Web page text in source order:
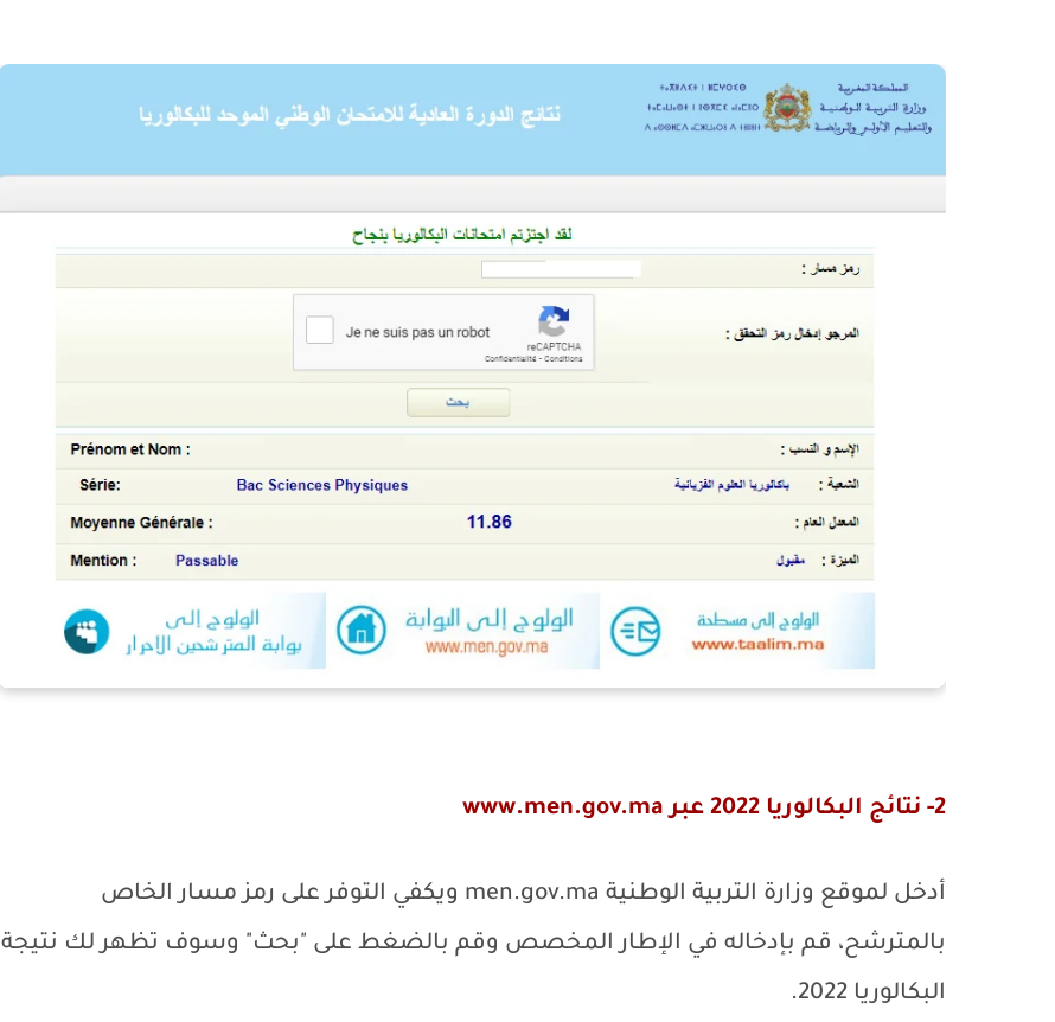
2- نتائج البكالوريا 2022 عبر www.men.gov.ma
أدخل لموقع وزارة التربية الوطنية men.gov.ma ويكفي التوفر على رمز مسار الخاص
بالمترشح، قم بإدخاله في الإطار المخصص وقم بالضغط على "بحث" وسوف تظهر لك نتيجة
البكالوريا 2022.